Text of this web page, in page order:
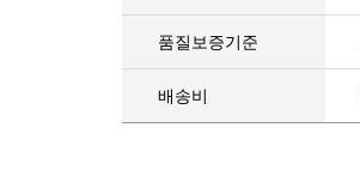
품질보증기준
배송비